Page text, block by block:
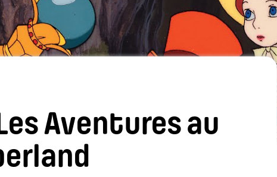
Aventures au